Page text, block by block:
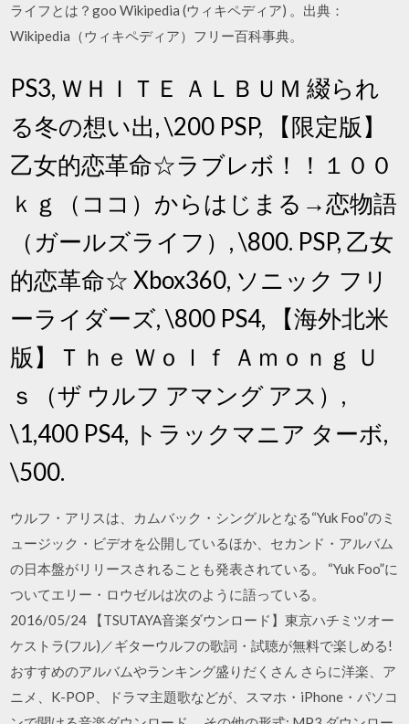
ライフとは？goo Wikipedia (ウィキペディア) 。出典：
Wikipedia（ウィキペディア）フリー百科事典。
PS3, ＷＨＩＴＥ ＡＬＢＵＭ 綴られ
る冬の想い出, \200 PSP, 【限定版】
乙女的恋革命☆ラブレボ！！１００
ｋｇ（ココ）からはじまる→恋物語
（ガールズライフ）, \800. PSP, 乙女
的恋革命☆ Xbox360, ソニック フリ
ーライダーズ, \800 PS4, 【海外北米
版】Ｔｈｅ Ｗｏｌｆ Ａｍｏｎｇ Ｕ
ｓ（ザ ウルフ アマング アス）,
\1,400 PS4, トラックマニア ターボ,
\500.
ウルフ・アリスは、カムバック・シングルとなる“Yuk Foo”のミ
ュージック・ビデオを公開しているほか、セカンド・アルバム
の日本盤がリリースされることも発表されている。 “Yuk Foo”に
ついてエリー・ロウゼルは次のように語っている。
2016/05/24 【TSUTAYA音楽ダウンロード】東京ハチミツオー
ケストラ(フル)／ギターウルフの歌詞・試聴が無料で楽しめる!
おすすめのアルバムやランキング盛りだくさん さらに洋楽、ア
ニメ、K-POP、ドラマ主題歌などが、スマホ・iPhone・パソコ